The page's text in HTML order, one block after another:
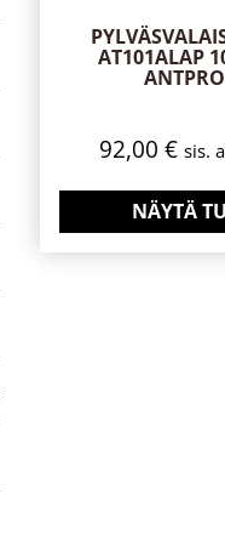
AT101ALAP
92,00€ sis.
NÄYTÄ